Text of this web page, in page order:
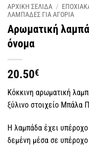
ΑΡΧΙΚΗ ΣΕΛΙΔΑ /
ΛΑΜΠΑΔΕΣ ΓΙΑ ΑΓΟΡΙΑ
Αρωματική
όνομα
20.50€
Κόκκινη αρωματική
ξύλινο στοιχείο Μπάλα
Η λαμπάδα έχει
δεμένη μέσα σε